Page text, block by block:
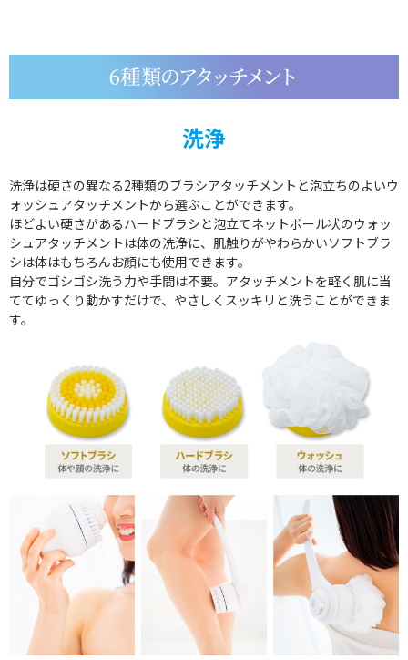
洗浄
洗浄は硬さの異なる2種類のブラシアタッチメントと泡立ちのよいウ
ォッシュアタッチメントから選ぶことができます。
ほどよい硬さがあるハードブラシと泡立てネットボール状のウォッ
シュアタッチメントは体の洗浄に、肌触りがやわらかいソフトブラ
シは体はもちろんお顔にも使用できます。
自分でゴシゴシ洗う力や手間は不要。アタッチメントを軽く肌に当
ててゆっくり動かすだけで、やさしくスッキリと洗うことができま
す。